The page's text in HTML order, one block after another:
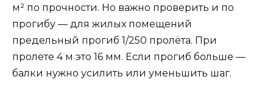
м² по прочности. Но важно проверить и по
прогибу — для жилых помещений
предельный прогиб 1/250 пролёта. При
пролёте 4 м это 16 мм. Если прогиб больше —
балки нужно усилить или уменьшить шаг.